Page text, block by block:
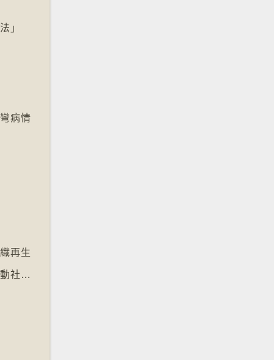
」
病情
再生
【未來．無限】善用開源工具及大模型資源推動社會進步